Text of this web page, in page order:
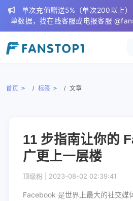
单次充值赠送5%（单次200以上
单数据，找在线客服或电报客服
首页 标签 文章
11 步指南让你的
广更上一层楼
顶级粉 | 2023-08-02 02:39:41
Facebook 是世界上最大的社交媒